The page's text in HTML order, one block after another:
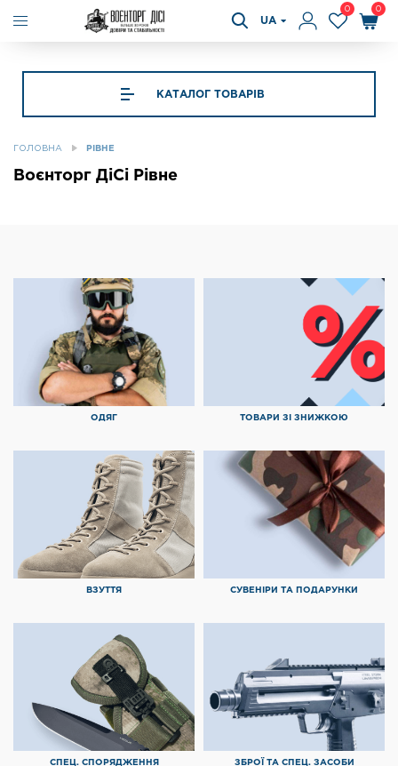
UA
0 0
КАТАЛОГ ТОВАРІВ
ГОЛОВНА РІВНЕ
Воєнторг ДіСі Рівне
ОДЯГ ТОВАРИ ЗІ ЗНИЖКОЮ
ВЗУТТЯ СУВЕНІРИ ТА ПОДАРУНКИ
СПЕЦ. СПОРЯДЖЕННЯ ЗБРОЇ ТА СПЕЦ. ЗАСОБИ